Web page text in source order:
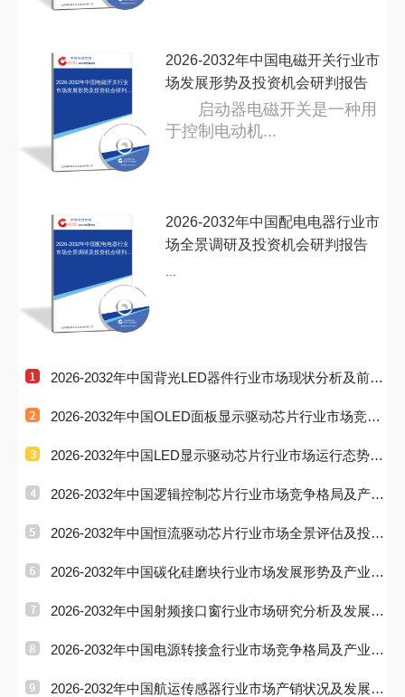
2026-2032年中国电磁开关行业
市场发展形势及投资机会研判报
2026-2032年中国电磁开关行业市
场发展形势及投资机会研判报告
启动器电磁开关是一种用
于控制电动机...
2026-2032年中国配电电器行业
市场全景调研及投资机会研判报
2026-2032年中国配电电器行业市
场全景调研及投资机会研判报告
2026-2032年中国背光LED器件行业市场现状分析及前景
战略研判报告
2026-2032年中国OLED面板显示驱动芯片行业市场竞争
现状及投资趋
2026-2032年中国LED显示驱动芯片行业市场运行态势及
投资前景研判
2026-2032年中国逻辑控制芯片行业市场竞争格局及产业
趋势研判报
2026-2032年中国恒流驱动芯片行业市场全景评估及投资
战略研判报
2026-2032年中国碳化硅磨块行业市场发展形势及产业趋
势研判报告
2026-2032年中国射频接口窗行业市场研究分析及发展前
景研判报告
2026-2032年中国电源转接盒行业市场竞争格局及产业前
景研判报告
2026-2032年中国航运传感器行业市场产销状况及发展战